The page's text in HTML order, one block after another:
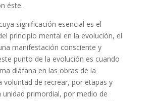
éste.
significación esencial es el
principio mental en la evolución, el
manifestación consciente y
punto de la evolución es cuando
diáfana en las obras de la
voluntad de recrear, por etapas y
unidad primordial, por medio de